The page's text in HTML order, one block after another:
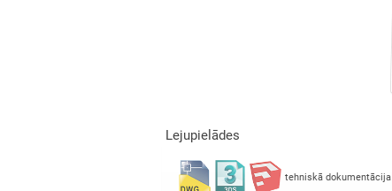
Lejupielādes
tehniskā dokumentācija